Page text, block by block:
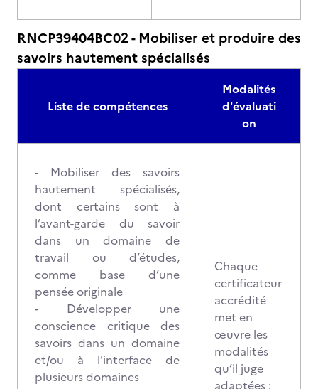
RNCP39404BC02 - Mobiliser et produire des
savoirs hautement spécialisés
Liste de compétences
Modalités
d'évaluati
on
- Mobiliser des savoirs
hautement spécialisés,
dont certains sont à
l’avant-garde du savoir
dans un domaine de
travail ou d’études,
comme base d’une
pensée originale
- Développer une
conscience critique des
savoirs dans un domaine
et/ou à l’interface de
plusieurs domaines
Chaque
certificateur
accrédité
met en
œuvre les
modalités
qu’il juge
adaptées :